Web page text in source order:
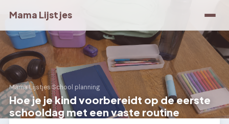
Mama Lijstjes
Mama Lijstjes›School planning
Hoe je je kind voorbereidt op de eerste
schooldag met een vaste routine